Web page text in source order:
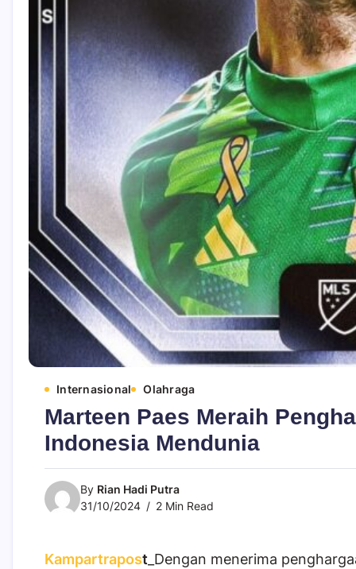
Internasional Olahraga
Marteen Paes Meraih
Indonesia Mendunia
By Rian Hadi Putra
31/10/2024
2 Min Read
Kampartrapost _Dengan menerima